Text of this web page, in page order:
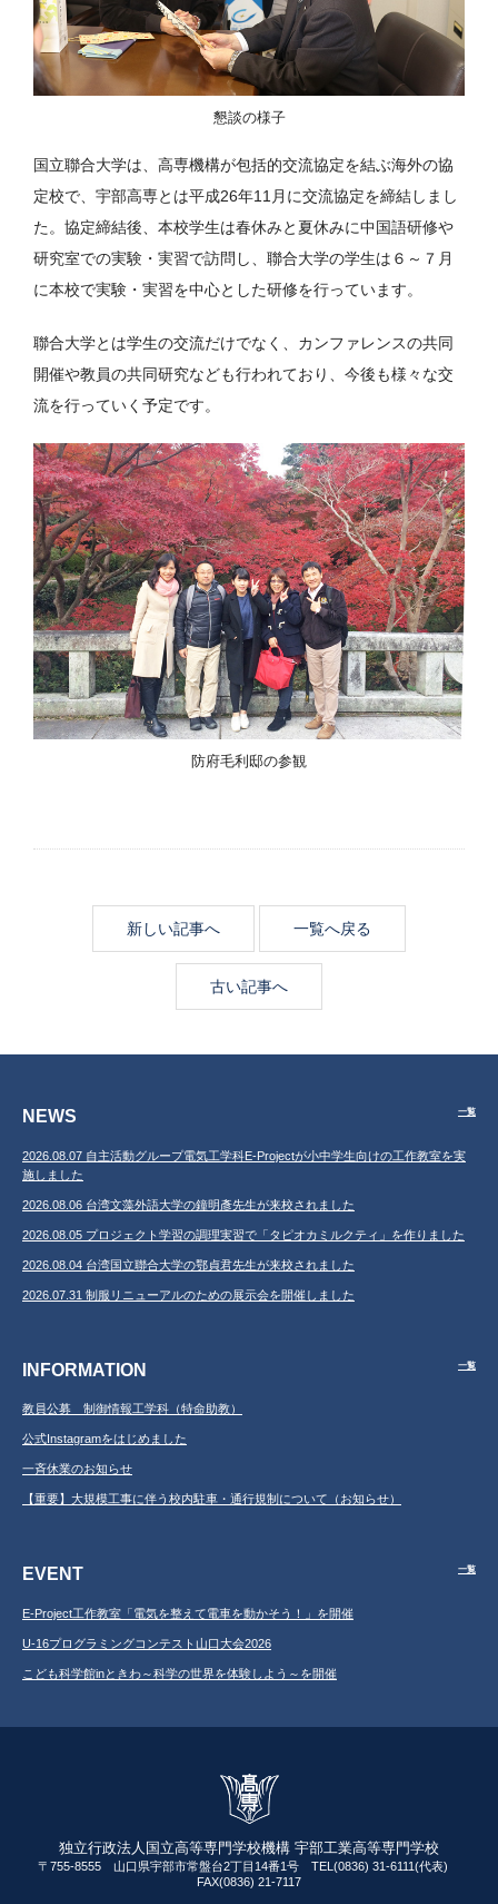
懇談の様子
国立聯合大学は、高専機構が包括的交流協定を結ぶ海外の協
定校で、宇部高専とは平成26年11月に交流協定を締結しまし
た。協定締結後、本校学生は春休みと夏休みに中国語研修や
研究室での実験・実習で訪問し、聯合大学の学生は６～７月
に本校で実験・実習を中心とした研修を行っています。
聯合大学とは学生の交流だけでなく、カンファレンスの共同
開催や教員の共同研究なども行われており、今後も様々な交
流を行っていく予定です。
防府毛利邸の参観
新しい記事へ 一覧へ戻る
古い記事へ
NEWS 一覧
2026.08.07 自主活動グループ電気工学科E-Projectが小中学生向けの工作教室を実
施しました
2026.08.06 台湾文藻外語大学の鐘明彥先生が来校されました
2026.08.05 プロジェクト学習の調理実習で「タピオカミルクティ」を作りました
2026.08.04 台湾国立聯合大学の鄂貞君先生が来校されました
2026.07.31 制服リニューアルのための展示会を開催しました
INFORMATION 一覧
教員公募 制御情報工学科（特命助教）
公式Instagramをはじめました
一斉休業のお知らせ
【重要】大規模工事に伴う校内駐車・通行規制について（お知らせ）
EVENT 一覧
E-Project工作教室「電気を整えて電車を動かそう！」を開催
U-16プログラミングコンテスト山口大会2026
こども科学館inときわ～科学の世界を体験しよう～を開催
独立行政法人国立高等専門学校機構 宇部工業高等専門学校
〒755-8555 山口県宇部市常盤台2丁目14番1号 TEL(0836) 31-6111(代表)
FAX(0836) 21-7117